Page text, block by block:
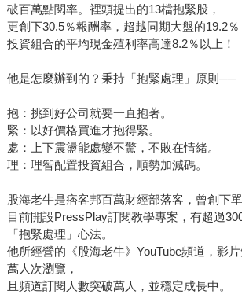
破百萬點閱率。裡頭提出的13檔抱緊股，
更創下30.5％報酬率，超越同期大盤的19.2％
投資組合的平均現金殖利率高達8.2％以上！
他是怎麼辦到的？秉持「抱緊處理」原則──
抱：挑到好公司就要一直抱著。
緊：以好價格買進才抱得緊。
處：上下震盪能處變不驚，不敗在情緒。
理：理智配置投資組合，順勢加減碼。
股海老牛是痞客邦百萬財經部落客，曾創下
目前開設PressPlay訂閱教學專案，有超過
「抱緊處理」心法。
他所經營的《股海老牛》YouTube頻道，影
萬人次瀏覽，
且頻道訂閱人數突破萬人，並穩定成長中。